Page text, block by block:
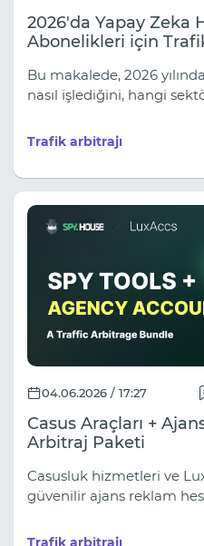
2026'da Yapay Zeka
Abonelikleri için
Bu makalede, 2026
nasıl işlediğini, hangi
hunisi nasıl
Trafik arbitrajı
04.06.2026 / 17:27
Casus Araçları +
Arbitraj Paketi
Casusluk hizmetleri ve
güvenilir ajans reklam
ortaklığının ayrıntıları:
Trafik arbitrajı